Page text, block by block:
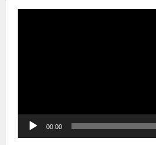
00:00